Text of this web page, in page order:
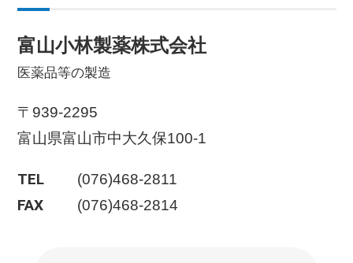
富山小林製薬株式会社
医薬品等の製造
〒939-2295
富山県富山市中大久保100-1
TEL (076)468-2811
FAX (076)468-2814